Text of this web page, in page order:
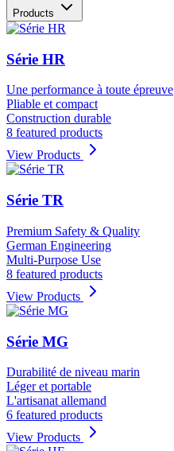
Products
Série HR
Une performance à toute épreuve
Pliable et compact
Construction durable
8 featured products
View Products
Série TR
Premium Safety & Quality
German Engineering
Multi-Purpose Use
8 featured products
View Products
Série MG
Durabilité de niveau marin
Léger et portable
L'artisanat allemand
6 featured products
View Products